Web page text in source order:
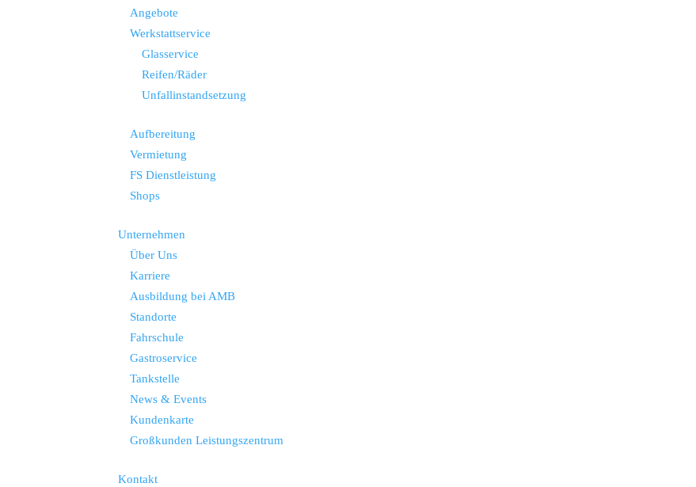
Angebote
Werkstattservice
Glasservice
Reifen/Räder
Unfallinstandsetzung
Aufbereitung
Vermietung
FS Dienstleistung
Shops
Unternehmen
Über Uns
Karriere
Ausbildung bei AMB
Standorte
Fahrschule
Gastroservice
Tankstelle
News & Events
Kundenkarte
Großkunden Leistungszentrum
Kontakt